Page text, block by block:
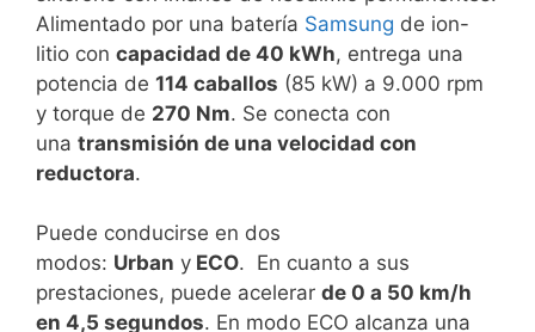
Alimentado por una batería Samsung de ion-
litio con capacidad de 40 kWh, entrega una
potencia de 114 caballos (85 kW) a 9.000 rpm
y torque de 270 Nm. Se conecta con
una transmisión de una velocidad con
reductora.
Puede conducirse en dos
modos: Urban y ECO. En cuanto a sus
prestaciones, puede acelerar de 0 a 50 km/h
en 4,5 segundos. En modo ECO alcanza una